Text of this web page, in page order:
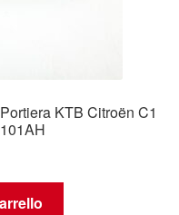
KTB Citroën C1